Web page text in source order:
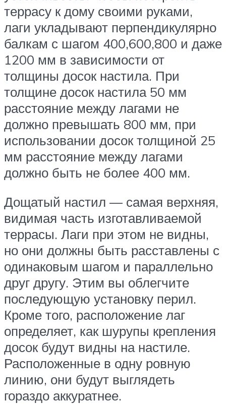
террасу к дому своими руками,
лаги укладывают перпендикулярно
балкам с шагом 400,600,800 и даже
1200 мм в зависимости от
толщины досок настила. При
толщине досок настила 50 мм
расстояние между лагами не
должно превышать 800 мм, при
использовании досок толщиной 25
мм расстояние между лагами
должно быть не более 400 мм.
Дощатый настил — самая верхняя,
видимая часть изготавливаемой
террасы. Лаги при этом не видны,
но они должны быть расставлены с
одинаковым шагом и параллельно
друг другу. Этим вы облегчите
последующую установку перил.
Кроме того, расположение лаг
определяет, как шурупы крепления
досок будут видны на настиле.
Расположенные в одну ровную
линию, они будут выглядеть
гораздо аккуратнее.